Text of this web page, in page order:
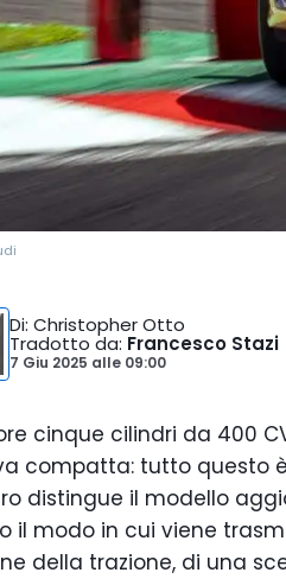
Di: Christopher Otto
Tradotto da: Francesco Stazi
7 Giu 2025 alle 09:00
cinque cilindri da 400
compatta: tutto questo
distingue il modello
il modo in cui viene
della trazione, di una